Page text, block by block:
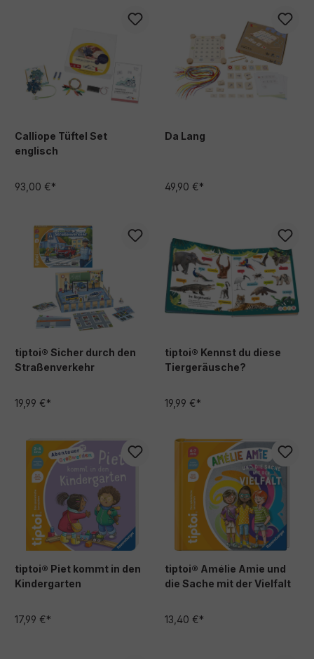
Calliope Tüftel Set
englisch
93,00 €*
Da Lang
49,90 €*
tiptoi® Sicher durch den
Straßenverkehr
19,99 €*
tiptoi® Kennst du diese
Tiergeräusche?
19,99 €*
tiptoi® Piet kommt in den
Kindergarten
17,99 €*
tiptoi® Amélie Amie und
die Sache mit der Vielfalt
13,40 €*